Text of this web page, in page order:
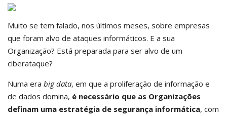
Muito se tem falado, nos últimos meses, sobre empresas
que foram alvo de ataques informáticos. E a sua
Organização? Está preparada para ser alvo de um
ciberataque?
Numa era big data, em que a proliferação de informação e
de dados domina, é necessário que as Organizações
definam uma estratégia de segurança informática, com